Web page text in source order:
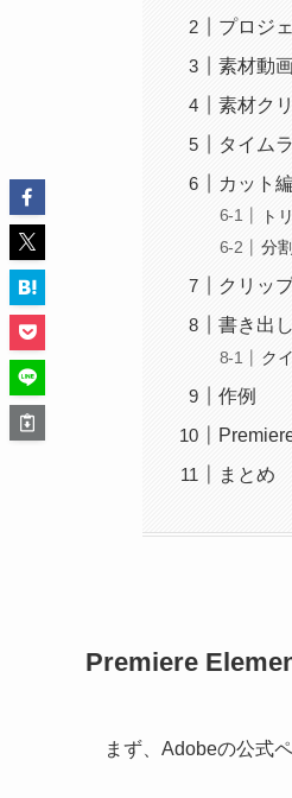
プロジ
素材動
素材ク
タイム
カット
ト
分
クリッ
書き出
ク
作例
まとめ
Premiere
まず、Adobeの公式